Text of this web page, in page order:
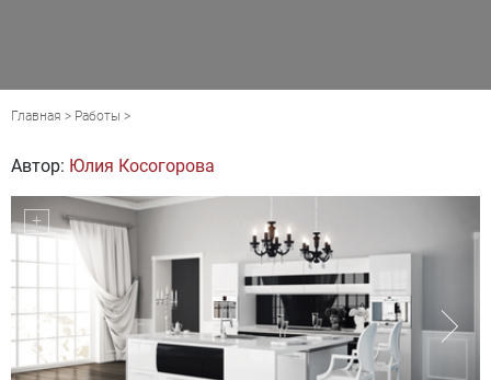
Главная > Работы >
Автор: Юлия Косогорова